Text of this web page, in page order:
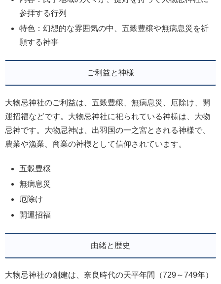
参拝する行列
特色：幻想的な雰囲気の中、五穀豊穣や無病息災を祈
願する神事
ご利益と神様
大物忌神社のご利益は、五穀豊穣、無病息災、厄除け、開
運招福などです。大物忌神社に祀られている神様は、大物
忌神です。大物忌神は、出羽国の一之宮とされる神様で、
農業や漁業、商業の神様として信仰されています。
五穀豊穣
無病息災
厄除け
開運招福
由緒と歴史
大物忌神社の創建は、奈良時代の天平年間（729～749年）